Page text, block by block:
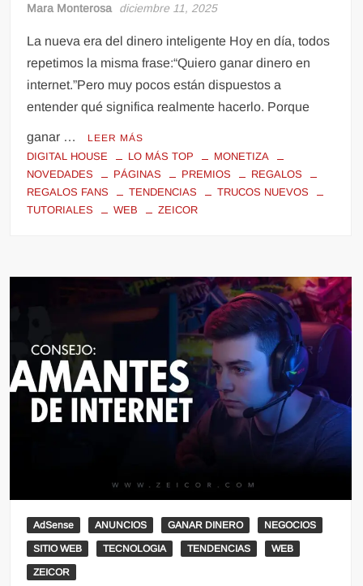
Mara Monterosa diciembre 11, 2025
La nueva era del dinero inteligente Hoy en día, todos
repetimos la misma frase:“Quiero ganar dinero en
internet.”Pero muy pocos están dispuestos a
entender qué significa realmente hacerlo. Porque
ganar … LEER MÁS
DIGITAL HOUSE LO MÁS TOP
MONETIZA
NOVEDADES
PÁGINAS PREMIOS
REGALOS
REGALOS FANS
TENDENCIAS
TRUCOS NUEVOS
TUTORIALES
WEB ZEICOR
AdSense ANUNCIOS GANAR DINERO NEGOCIOS
SITIO WEB TECNOLOGIA TENDENCIAS WEB
ZEICOR